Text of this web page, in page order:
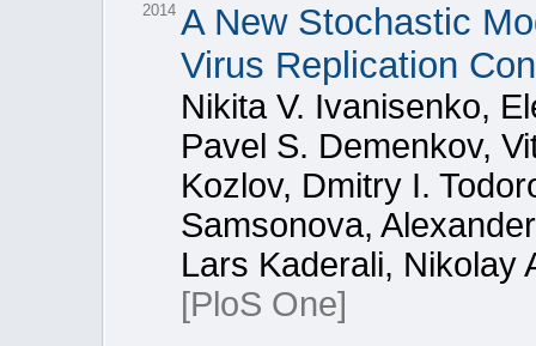
2014 A New Stochastic
Virus Replication
Nikita V. Ivanisenko,
Pavel S. Demenkov,
Kozlov, Dmitry I.
Samsonova,
Lars Kaderali, Nikolay
[PloS One]